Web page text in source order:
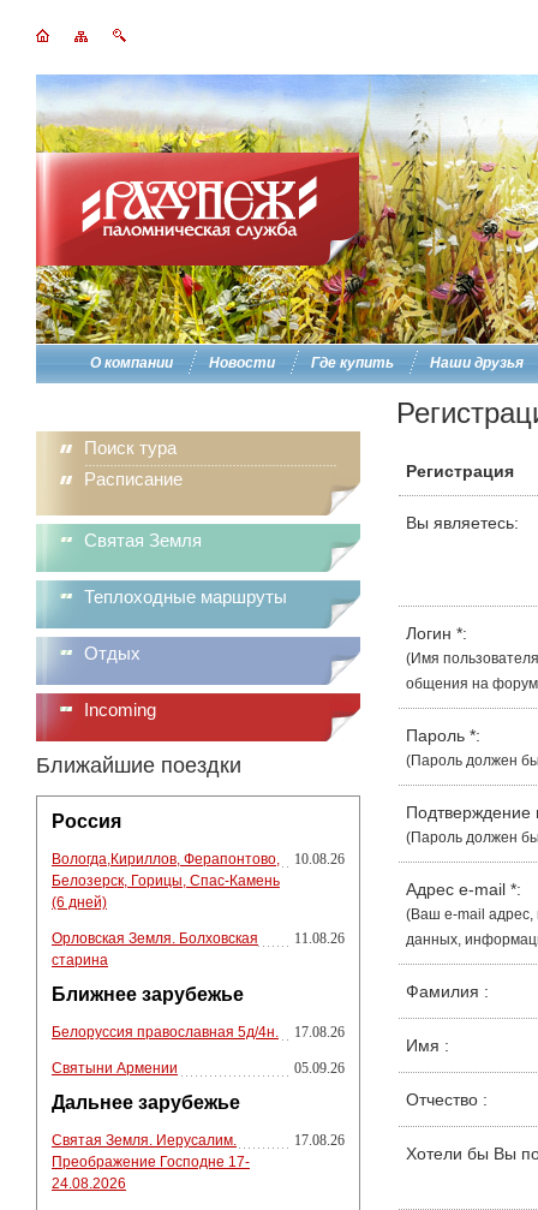
О компании Новости Где купить Наши друзья
Поиск тура
Расписание
Святая Земля
Теплоходные маршруты
Отдых
Incoming
Ближайшие поездки
Россия
Вологда,Кириллов, Ферапонтово,
Белозерск, Горицы, Спас-Камень
(6 дней)
10.08.26
Орловская Земля. Болховская
старина
11.08.26
Ближнее зарубежье
Белоруссия православная 5д/4н. 17.08.26
Святыни Армении 05.09.26
Дальнее зарубежье
Святая Земля. Иерусалим.
Преображение Господне 17-
24.08.2026
17.08.26
Регистрация
Вы являетесь:
Логин *:
(Имя
общения на
Пароль *:
(Пароль должен
(Пароль должен
Адрес e-mail *:
(Ваш e-mail адрес,
данных,
Фамилия :
Имя :
Отчество :
Хотели бы Вы